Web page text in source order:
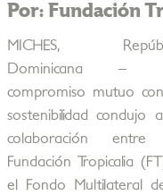
Por: Fundación
MICHES,
Dominicana –
compromiso mutuo
sostenibilidad condujo
colaboración
Fundación Tropicalia
el Fondo Multilateral